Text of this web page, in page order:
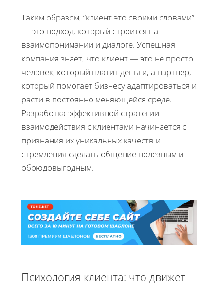
Таким образом, “клиент это своими словами”
— это подход, который строится на
взаимопонимании и диалоге. Успешная
компания знает, что клиент — это не просто
человек, который платит деньги, а партнер,
который помогает бизнесу адаптироваться и
расти в постоянно меняющейся среде.
Разработка эффективной стратегии
взаимодействия с клиентами начинается с
признания их уникальных качеств и
стремления сделать общение полезным и
обоюдовыгодным.
Психология клиента: что движет